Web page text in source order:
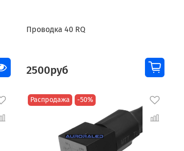
Проводка 40 RQ
2500руб
Распродажа -50%